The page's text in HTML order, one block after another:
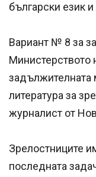
български език и
Вариант № 8 за
Министерството
задължителната
литература за
журналист от
Зрелостниците
последната